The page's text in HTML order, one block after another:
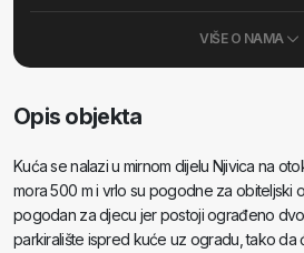
VIŠE O NAMA
Opis objekta
Kuća se nalazi u mirnom dijelu Njivica na
mora 500 m i vrlo su pogodne za obiteljski
pogodan za djecu jer postoji ograđeno
parkiralište ispred kuće uz ogradu, tako da